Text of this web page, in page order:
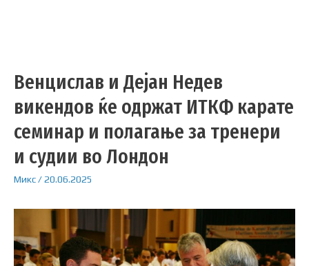
Венцислав и Дејан Недев
викендов ќе одржат ИТКФ карате
семинар и полагање за тренери
и судии во Лондон
Микс/20.06.2025